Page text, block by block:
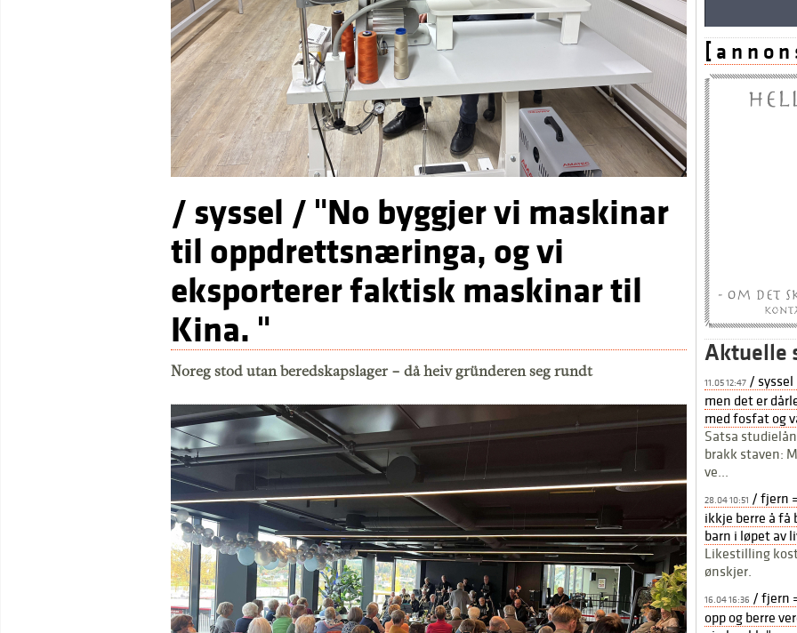
/ syssel / "No byggjer vi maskinar
til oppdrettsnæringa, og vi
eksporterer faktisk maskinar til
Kina. "
Noreg stod utan beredskapslager – då heiv gründeren seg rundt
[ a n n o
Aktuelle
11.05 12:47 / syssel
men det er
med fosfat og
Satsa
brakk staven:
ve...
28.04 10:51 / fjern
ikkje berre å få
barn i løpet av
Likestilling
ønskjer.
16.04 16:36 / fjern
opp og berre